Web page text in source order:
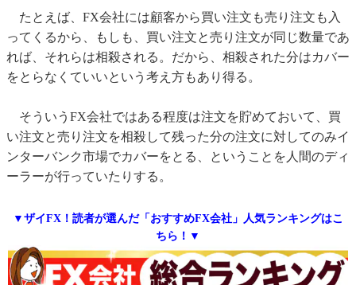
たとえば、FX会社には顧客から買い注文も売り注文も入
ってくるから、もしも、買い注文と売り注文が同じ数量であ
れば、それらは相殺される。だから、相殺された分はカバー
をとらなくていいという考え方もあり得る。
そういうFX会社ではある程度は注文を貯めておいて、買
い注文と売り注文を相殺して残った分の注文に対してのみイ
ンターバンク市場でカバーをとる、ということを人間のディ
ーラーが行っていたりする。
▼ザイFX！読者が選んだ「おすすめFX会社」人気ランキングはこ
ちら！▼